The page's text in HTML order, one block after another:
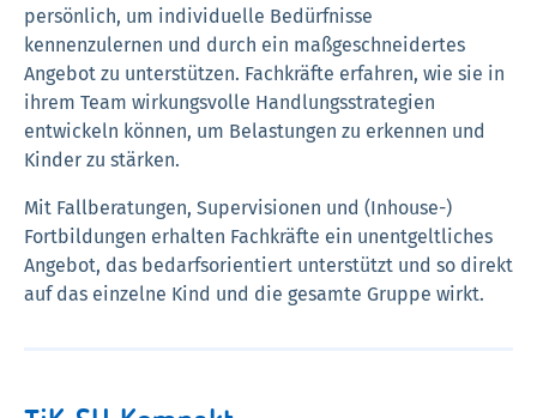
persönlich, um individuelle Bedürfnisse
kennenzulernen und durch ein maßgeschneidertes
Angebot zu unterstützen. Fachkräfte erfahren, wie sie in
ihrem Team wirkungsvolle Handlungsstrategien
entwickeln können, um Belastungen zu erkennen und
Kinder zu stärken.
Mit Fallberatungen, Supervisionen und (Inhouse-)
Fortbildungen erhalten Fachkräfte ein unentgeltliches
Angebot, das bedarfsorientiert unterstützt und so direkt
auf das einzelne Kind und die gesamte Gruppe wirkt.